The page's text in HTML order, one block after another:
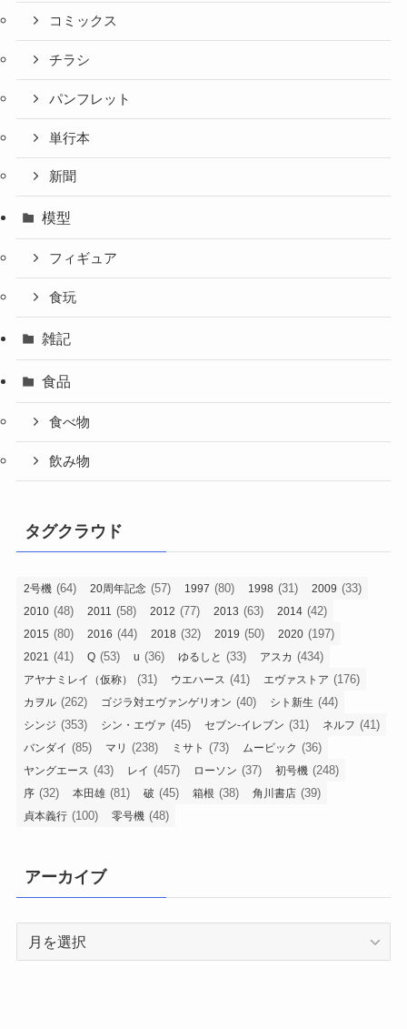
コミックス
チラシ
パンフレット
単行本
新聞
模型
フィギュア
食玩
雑記
食品
食べ物
飲み物
タグクラウド
2号機 (64) 20周年記念 (57) 1997 (80) 1998 (31) 2009 (33)
2010 (48) 2011 (58) 2012 (77) 2013 (63) 2014 (42)
2015 (80) 2016 (44) 2018 (32) 2019 (50) 2020 (197)
2021 (41) Q (53) u (36) ゆるしと (33) アスカ (434)
アヤナミレイ（仮称） (31) ウエハース (41) エヴァストア (176)
カヲル (262) ゴジラ対エヴァンゲリオン (40) シト新生 (44)
シンジ (353) シン・エヴァ (45) セブン-イレブン (31) ネルフ (41)
バンダイ (85) マリ (238) ミサト (73) ムービック (36)
ヤングエース (43) レイ (457) ローソン (37) 初号機 (248)
序 (32) 本田雄 (81) 破 (45) 箱根 (38) 角川書店 (39)
貞本義行 (100) 零号機 (48)
アーカイブ